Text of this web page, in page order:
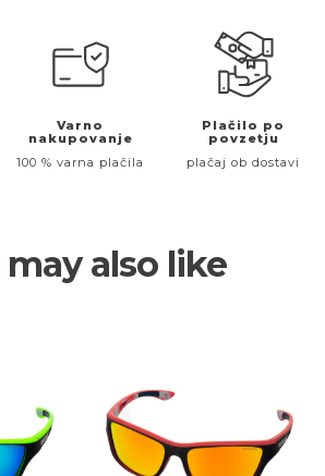
Varno
nakupovanje
100 % varna plačila
Plačilo po
povzetju
plačaj ob dostavi
may also like